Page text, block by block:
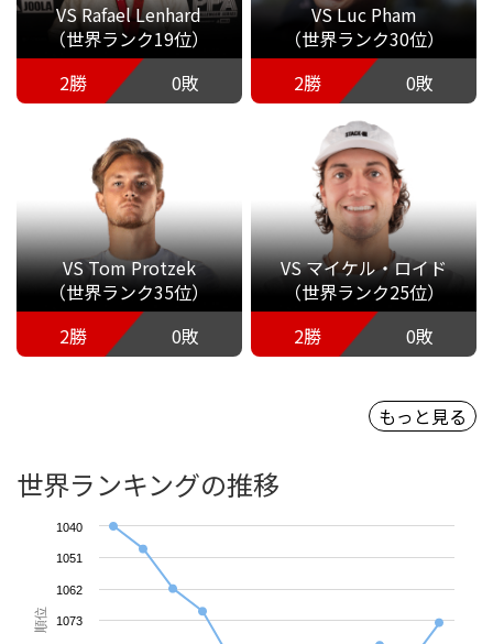
VS Rafael Lenhard
（世界ランク19位）
2勝
0敗
VS Luc Pham
（世界ランク30位）
2勝
0敗
VS Tom Protzek
（世界ランク35位）
2勝
0敗
VS マイケル・ロイド
（世界ランク25位）
2勝
0敗
もっと見る
世界ランキングの推移
順位
1040
1051
1062
1073